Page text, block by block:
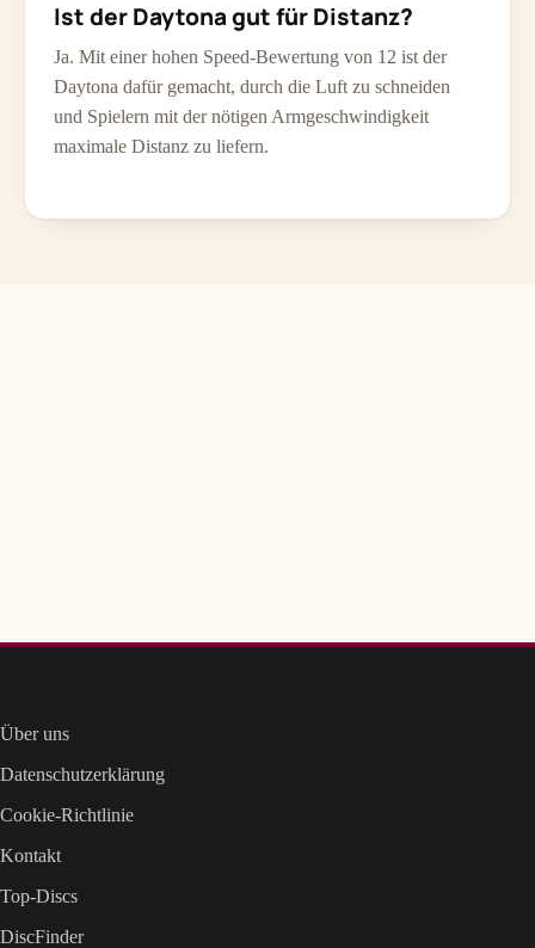
Ist der Daytona gut für Distanz?
Ja. Mit einer hohen Speed-Bewertung von 12 ist der
Daytona dafür gemacht, durch die Luft zu schneiden
und Spielern mit der nötigen Armgeschwindigkeit
maximale Distanz zu liefern.
Über uns
Datenschutzerklärung
Cookie-Richtlinie
Kontakt
Top-Discs
DiscFinder